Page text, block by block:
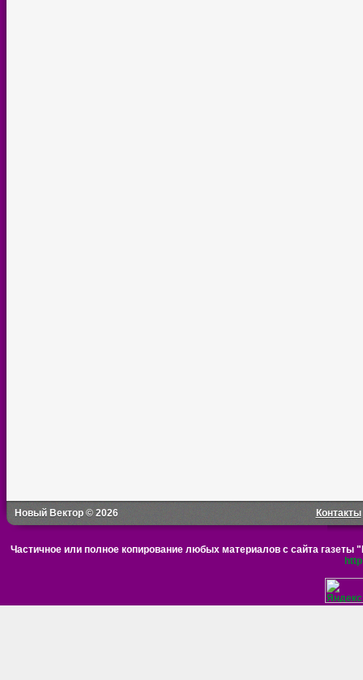
Новый Вектор © 2026 Контакты
Частичное или полное копирование любых материалов с сайта газеты